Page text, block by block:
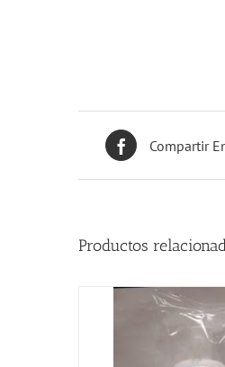
Compartir
Productos